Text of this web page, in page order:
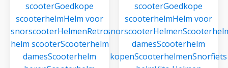
scooterGoedkope
scooterhelmHelm voor
snorscooterHelmenRetro
helm scooterScooterhelm
damesScooterhelm
scooterGoedkope
scooterhelmHelm voor
snorscooterHelmen
damesScooterhelm
kopenScooterhelmenSnorfiets